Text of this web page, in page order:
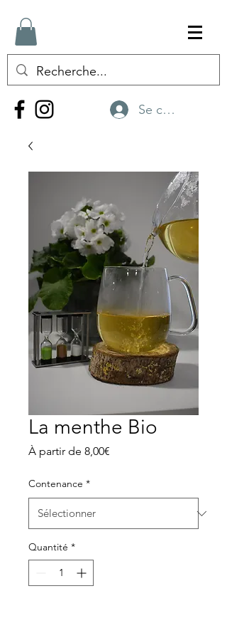
Se connecter
La menthe Bio
À partir de 8,00€
Contenance *
Quantité *